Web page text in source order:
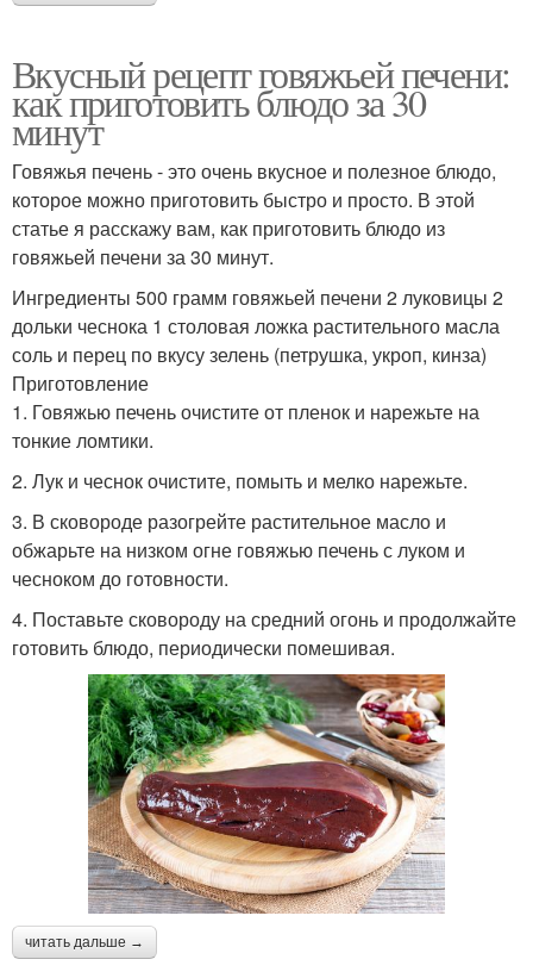
Вкусный рецепт говяжьей печени:
как приготовить блюдо за 30
минут
Говяжья печень - это очень вкусное и полезное блюдо,
которое можно приготовить быстро и просто. В этой
статье я расскажу вам, как приготовить блюдо из
говяжьей печени за 30 минут.
Ингредиенты 500 грамм говяжьей печени 2 луковицы 2
дольки чеснока 1 столовая ложка растительного масла
соль и перец по вкусу зелень (петрушка, укроп, кинза)
Приготовление
1. Говяжью печень очистите от пленок и нарежьте на
тонкие ломтики.
2. Лук и чеснок очистите, помыть и мелко нарежьте.
3. В сковороде разогрейте растительное масло и
обжарьте на низком огне говяжью печень с луком и
чесноком до готовности.
4. Поставьте сковороду на средний огонь и продолжайте
готовить блюдо, периодически помешивая.
читать дальше →